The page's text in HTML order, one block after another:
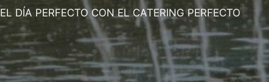
EL DÍA PERFECTO CON EL CATERING PERFECTO